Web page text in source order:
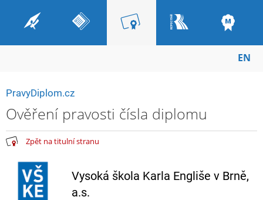
EN
PravyDiplom.cz
Ověření pravosti čísla diplomu
Zpět na titulní stranu
Vysoká škola Karla Engliše v Brně,
a.s.